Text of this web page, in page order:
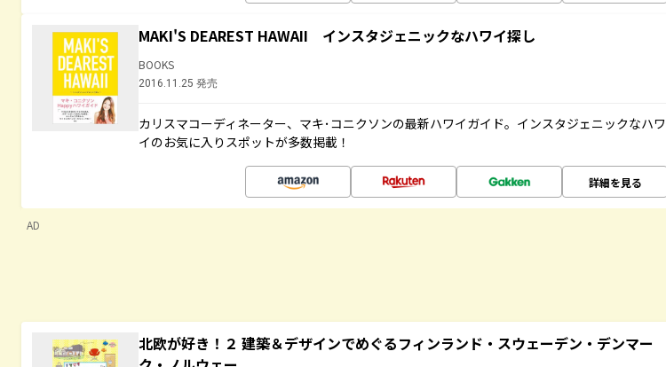
MAKI'S DEAREST HAWAII インスタジェニックなハワイ探し
BOOKS
2016.11.25 発売
カリスマコーディネーター、マキ･コニクソンの最新ハワイガイド。インスタジェニックなハワ
イのお気に入りスポットが多数掲載！
詳細を見る
AD
北欧が好き！２ 建築＆デザインでめぐるフィンランド・スウェーデン・デンマー